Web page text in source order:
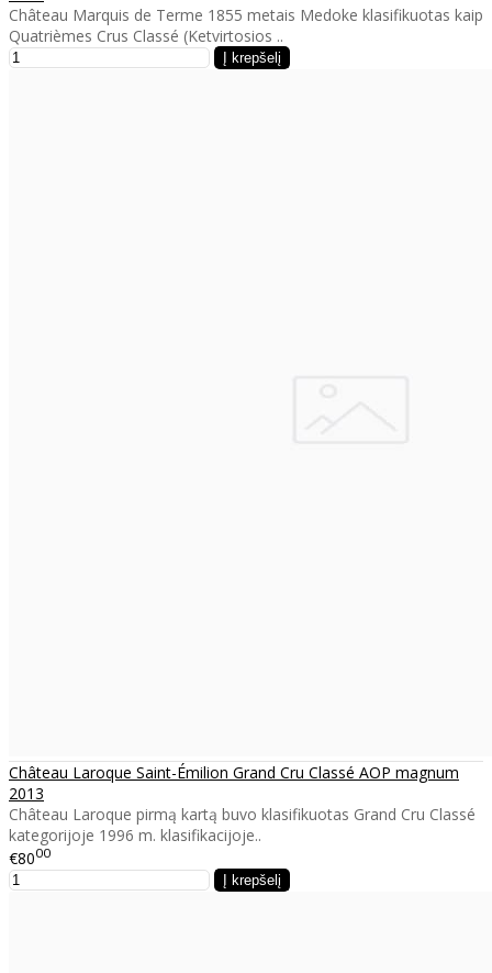
Château Marquis de Terme 1855 metais Medoke klasifikuotas kaip
Quatrièmes Crus Classé (Ketvirtosios ..
Château Laroque Saint-Émilion Grand Cru Classé AOP magnum
2013
Château Laroque pirmą kartą buvo klasifikuotas Grand Cru Classé
kategorijoje 1996 m. klasifikacijoje..
€8000